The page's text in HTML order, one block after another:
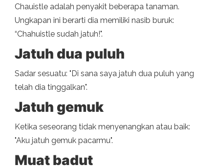
Chauistle adalah penyakit beberapa tanaman.
Ungkapan ini berarti dia memiliki nasib buruk:
“Chahuistle sudah jatuh!".
Jatuh dua puluh
Sadar sesuatu: "Di sana saya jatuh dua puluh yang
telah dia tinggalkan".
Jatuh gemuk
Ketika seseorang tidak menyenangkan atau baik:
"Aku jatuh gemuk pacarmu".
Muat badut